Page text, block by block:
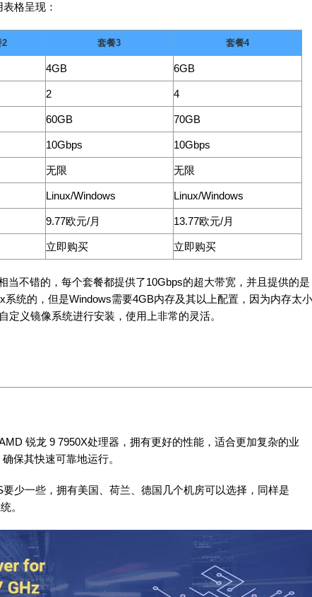
格呈现：
2 套餐3 套餐4
4GB 6GB
2 4
60GB 70GB
10Gbps 10Gbps
无限 无限
Linux/Windows Linux/Windows
9.77欧元/月 13.77欧元/月
立即购买 立即购买
不错的，每个套餐都提供了10Gbps的超大带宽，并且提供的是
统的，但是Windows需要4GB内存及其以上配置，因为内存太小
义镜像系统进行安装，使用上非常的灵活。
锐龙 9 7950X处理器，拥有更好的性能，适合更加复杂的业
保其快速可靠地运行。
少一些，拥有美国、荷兰、德国几个机房可以选择，同样是
。